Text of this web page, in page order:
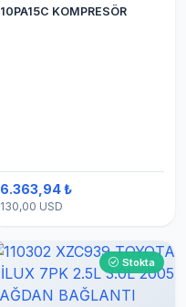
10PA15C KOMPRESÖR
6.363,94 ₺
130,00 USD
Stokta